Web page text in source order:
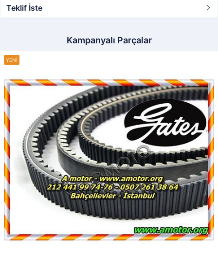
Teklif İste
Kampanyalı Parçalar